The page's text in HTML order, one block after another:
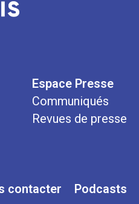
Espace Presse
Communiqués
Revues de presse
contacter Podcasts